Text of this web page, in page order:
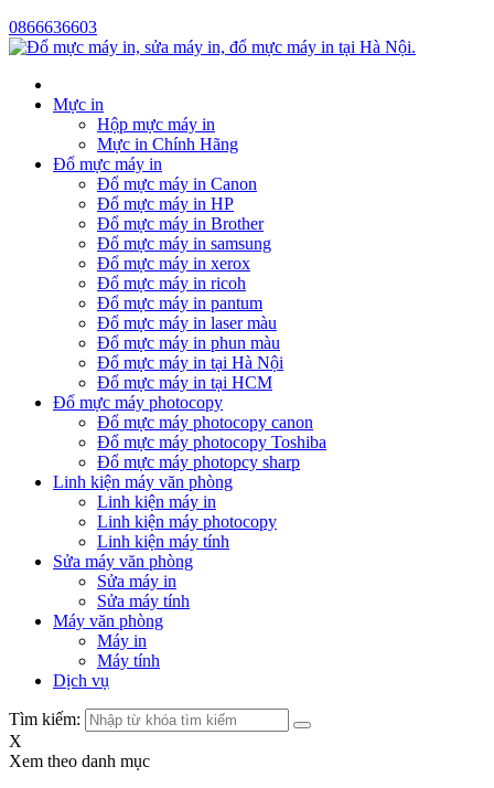
0866636603
Mực in
Hộp mực máy in
Mực in Chính Hãng
Đổ mực máy in
Đổ mực máy in Canon
Đổ mực máy in HP
Đổ mực máy in Brother
Đổ mực máy in samsung
Đổ mực máy in xerox
Đổ mực máy in ricoh
Đổ mực máy in pantum
Đổ mực máy in laser màu
Đổ mực máy in phun màu
Đổ mực máy in tại Hà Nội
Đổ mực máy in tại HCM
Đổ mực máy photocopy
Đổ mực máy photocopy canon
Đổ mực máy photocopy Toshiba
Đổ mực máy photopcy sharp
Linh kiện máy văn phòng
Linh kiện máy in
Linh kiện máy photocopy
Linh kiện máy tính
Sửa máy văn phòng
Sửa máy in
Sửa máy tính
Máy văn phòng
Máy in
Máy tính
Dịch vụ
Tìm kiếm:
X
Xem theo danh mục